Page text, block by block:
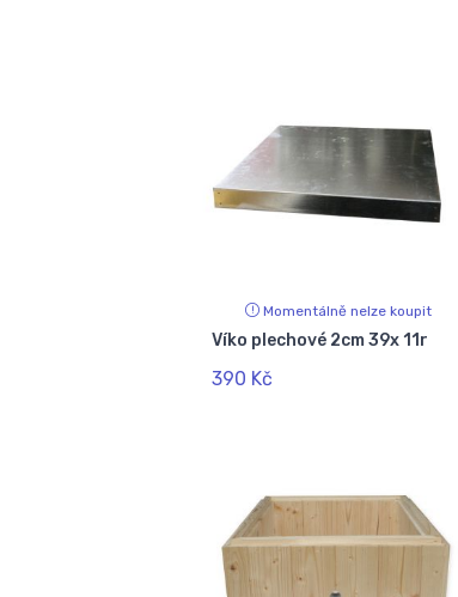
Momentálně nelze koupit
Víko plechové 2cm 39x 11r
390 Kč